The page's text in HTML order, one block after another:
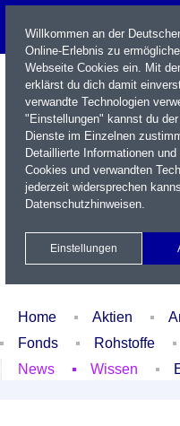
Name / WKN / ISIN / Kürzel
Xetra Realtime
Home Aktien
Fonds
Rohstoffe
News
Wissen
Willkommen an der
Online-Erlebnis zu
Webseite Cookies ein. Mit
erklärst du dich damit
verwandte Technologien
"Einstellungen" kannst du
Dienste im Einzelnen
Detaillierte Informationen
Cookies und verwandten
jederzeit widersprechen
Datenschutzhinweisen.
Einstellungen